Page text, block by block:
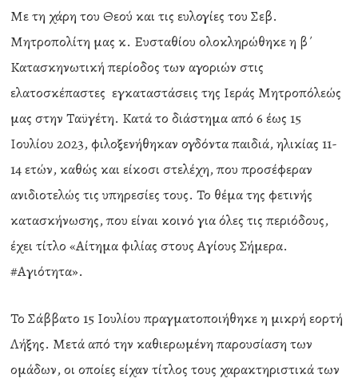
Με τη χάρη του Θεού και τις ευλογίες του Σεβ.
Μητροπολίτη μας κ. Ευσταθίου ολοκληρώθηκε η β΄
Κατασκηνωτική περίοδος των αγοριών στις
ελατοσκέπαστες εγκαταστάσεις της Ιεράς Μητροπόλεώς
μας στην Ταϋγέτη. Κατά το διάστημα από 6 έως 15
Ιουλίου 2023, φιλοξενήθηκαν ογδόντα παιδιά, ηλικίας 11-
14 ετών, καθώς και είκοσι στελέχη, που προσέφεραν
ανιδιοτελώς τις υπηρεσίες τους. Το θέμα της φετινής
κατασκήνωσης, που είναι κοινό για όλες τις περιόδους,
έχει τίτλο «Αίτημα φιλίας στους Αγίους Σήμερα.
#Αγιότητα».
Το Σάββατο 15 Ιουλίου πραγματοποιήθηκε η μικρή εορτή
Λήξης. Μετά από την καθιερωμένη παρουσίαση των
ομάδων, οι οποίες είχαν τίτλος τους χαρακτηριστικά των